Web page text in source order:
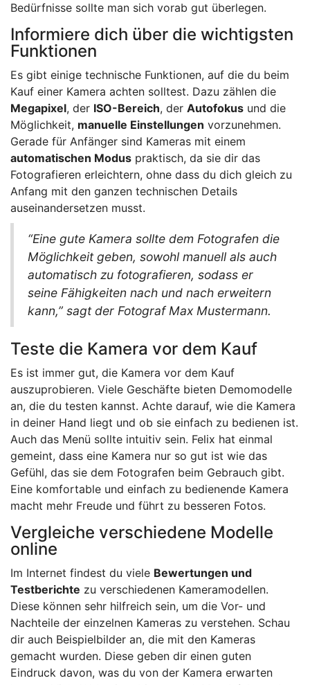
Bedürfnisse sollte man sich vorab gut überlegen.
Informiere dich über die wichtigsten
Funktionen
Es gibt einige technische Funktionen, auf die du beim
Kauf einer Kamera achten solltest. Dazu zählen die
Megapixel, der ISO-Bereich, der Autofokus und die
Möglichkeit, manuelle Einstellungen vorzunehmen.
Gerade für Anfänger sind Kameras mit einem
automatischen Modus praktisch, da sie dir das
Fotografieren erleichtern, ohne dass du dich gleich zu
Anfang mit den ganzen technischen Details
auseinandersetzen musst.
“Eine gute Kamera sollte dem Fotografen die
Möglichkeit geben, sowohl manuell als auch
automatisch zu fotografieren, sodass er
seine Fähigkeiten nach und nach erweitern
kann,” sagt der Fotograf Max Mustermann.
Teste die Kamera vor dem Kauf
Es ist immer gut, die Kamera vor dem Kauf
auszuprobieren. Viele Geschäfte bieten Demomodelle
an, die du testen kannst. Achte darauf, wie die Kamera
in deiner Hand liegt und ob sie einfach zu bedienen ist.
Auch das Menü sollte intuitiv sein. Felix hat einmal
gemeint, dass eine Kamera nur so gut ist wie das
Gefühl, das sie dem Fotografen beim Gebrauch gibt.
Eine komfortable und einfach zu bedienende Kamera
macht mehr Freude und führt zu besseren Fotos.
Vergleiche verschiedene Modelle
online
Im Internet findest du viele Bewertungen und
Testberichte zu verschiedenen Kameramodellen.
Diese können sehr hilfreich sein, um die Vor- und
Nachteile der einzelnen Kameras zu verstehen. Schau
dir auch Beispielbilder an, die mit den Kameras
gemacht wurden. Diese geben dir einen guten
Eindruck davon, was du von der Kamera erwarten